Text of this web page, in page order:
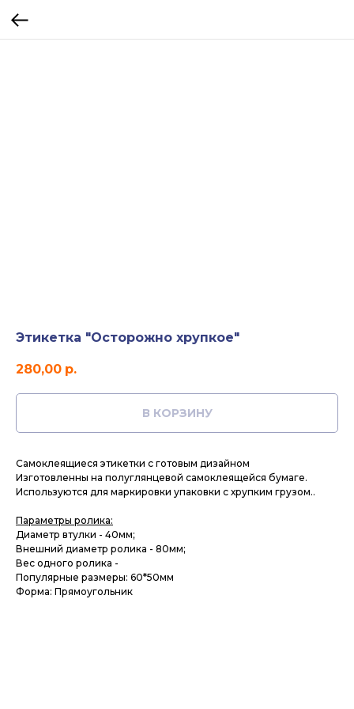
Этикетка "Осторожно хрупкое"
280,00 р.
В КОРЗИНУ
Самоклеящиеся этикетки с готовым дизайном
Изготовленны на полуглянцевой самоклеящейся бумаге.
Используются для маркировки упаковки с хрупким грузом..
Параметры ролика:
Диаметр втулки - 40мм;
Внешний диаметр ролика - 80мм;
Вес одного ролика -
Популярные размеры: 60*50мм
Форма: Прямоугольник